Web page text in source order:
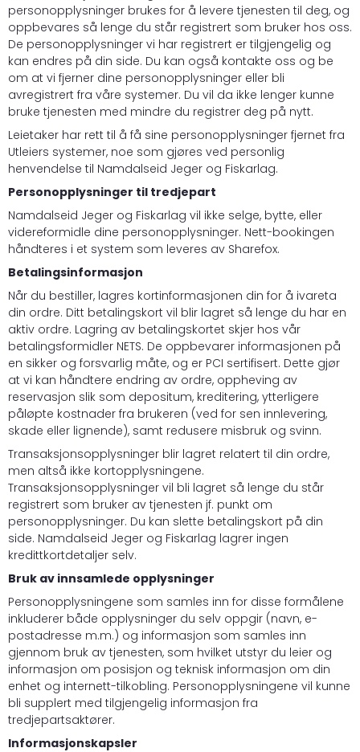
personopplysninger brukes for å levere tjenesten til deg, og
oppbevares så lenge du står registrert som bruker hos oss.
De personopplysninger vi har registrert er tilgjengelig og
kan endres på din side. Du kan også kontakte oss og be
om at vi fjerner dine personopplysninger eller bli
avregistrert fra våre systemer. Du vil da ikke lenger kunne
bruke tjenesten med mindre du registrer deg på nytt.
Leietaker har rett til å få sine personopplysninger fjernet fra
Utleiers systemer, noe som gjøres ved personlig
henvendelse til Namdalseid Jeger og Fiskarlag.
Personopplysninger til tredjepart
Namdalseid Jeger og Fiskarlag vil ikke selge, bytte, eller
videreformidle dine personopplysninger. Nett-bookingen
håndteres i et system som leveres av Sharefox.
Betalingsinformasjon
Når du bestiller, lagres kortinformasjonen din for å ivareta
din ordre. Ditt betalingskort vil blir lagret så lenge du har en
aktiv ordre. Lagring av betalingskortet skjer hos vår
betalingsformidler NETS. De oppbevarer informasjonen på
en sikker og forsvarlig måte, og er PCI sertifisert. Dette gjør
at vi kan håndtere endring av ordre, oppheving av
reservasjon slik som depositum, kreditering, ytterligere
påløpte kostnader fra brukeren (ved for sen innlevering,
skade eller lignende), samt redusere misbruk og svinn.
Transaksjonsopplysninger blir lagret relatert til din ordre,
men altså ikke kortopplysningene.
Transaksjonsopplysninger vil bli lagret så lenge du står
registrert som bruker av tjenesten jf. punkt om
personopplysninger. Du kan slette betalingskort på din
side. Namdalseid Jeger og Fiskarlag lagrer ingen
kredittkortdetaljer selv.
Bruk av innsamlede opplysninger
Personopplysningene som samles inn for disse formålene
inkluderer både opplysninger du selv oppgir (navn, e-
postadresse m.m.) og informasjon som samles inn
gjennom bruk av tjenesten, som hvilket utstyr du leier og
informasjon om posisjon og teknisk informasjon om din
enhet og internett-tilkobling. Personopplysningene vil kunne
bli supplert med tilgjengelig informasjon fra
tredjepartsaktører.
Informasjonskapsler